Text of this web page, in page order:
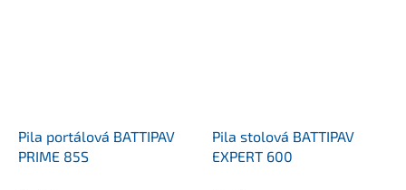
Pila portálová BATTIPAV
PRIME 85S
Pila stolová BATTIPAV
EXPERT 600